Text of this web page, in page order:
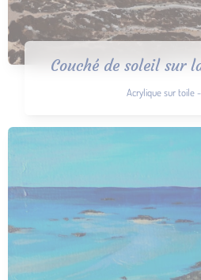
Couché de soleil sur
Acrylique sur toile